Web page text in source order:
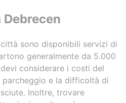
sono disponibili servizi di
generalmente da 5.000
considerare i costi del
e la difficoltà di
Inoltre, trovare